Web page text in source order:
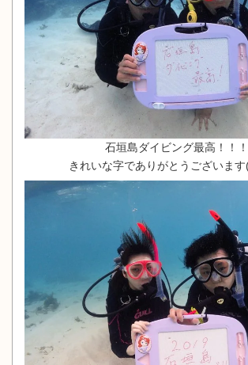
石垣島ダイビング最高！！！
きれいな字でありがとうございます